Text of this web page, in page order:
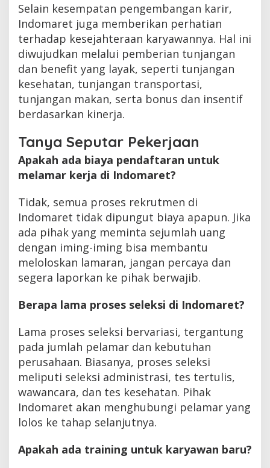
Selain kesempatan pengembangan karir,
Indomaret juga memberikan perhatian
terhadap kesejahteraan karyawannya. Hal ini
diwujudkan melalui pemberian tunjangan
dan benefit yang layak, seperti tunjangan
kesehatan, tunjangan transportasi,
tunjangan makan, serta bonus dan insentif
berdasarkan kinerja.
Tanya Seputar Pekerjaan
Apakah ada biaya pendaftaran untuk
melamar kerja di Indomaret?
Tidak, semua proses rekrutmen di
Indomaret tidak dipungut biaya apapun. Jika
ada pihak yang meminta sejumlah uang
dengan iming-iming bisa membantu
meloloskan lamaran, jangan percaya dan
segera laporkan ke pihak berwajib.
Berapa lama proses seleksi di Indomaret?
Lama proses seleksi bervariasi, tergantung
pada jumlah pelamar dan kebutuhan
perusahaan. Biasanya, proses seleksi
meliputi seleksi administrasi, tes tertulis,
wawancara, dan tes kesehatan. Pihak
Indomaret akan menghubungi pelamar yang
lolos ke tahap selanjutnya.
Apakah ada training untuk karyawan baru?